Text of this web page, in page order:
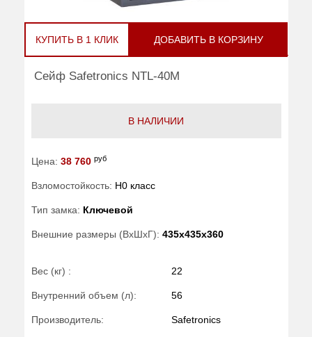
КУПИТЬ В 1 КЛИК ДОБАВИТЬ В КОРЗИНУ
Сейф Safetronics NTL-40M
В НАЛИЧИИ
Цена: 38 760 руб
Взломостойкость: H0 класс
Тип замка: Ключевой
Внешние размеры (ВхШхГ): 435x435x360
Вес (кг) : 22
Внутренний объем (л): 56
Производитель: Safetronics